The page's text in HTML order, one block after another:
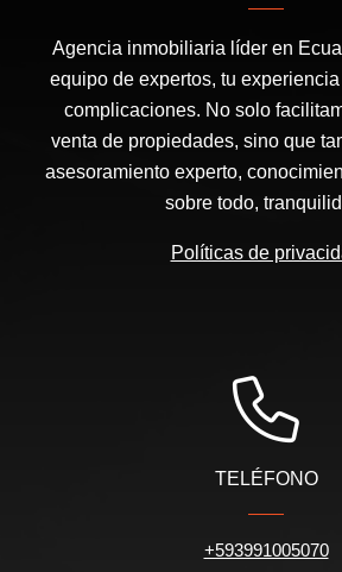
Agencia inmobiliaria líder en
equipo de expertos, tu
complicaciones. No solo
venta de propiedades, sino que
asesoramiento experto,
sobre todo,
Políticas de
TELÉFONO
+593991005070